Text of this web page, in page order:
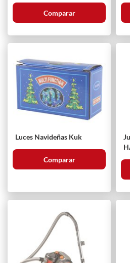
Comparar
Luces Navideñas Kuk
Comparar